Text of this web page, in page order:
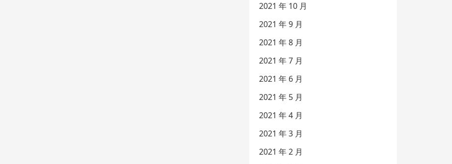
2021 年 10 月
2021 年 9 月
2021 年 8 月
2021 年 7 月
2021 年 6 月
2021 年 5 月
2021 年 4 月
2021 年 3 月
2021 年 2 月